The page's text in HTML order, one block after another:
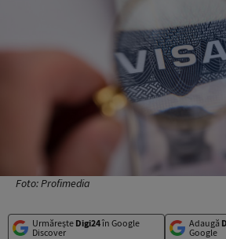
Foto: Profimedia
Urmărește Digi24în Google
Discover
Adaugă
Google